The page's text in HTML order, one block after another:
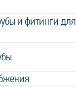
и фитинги для